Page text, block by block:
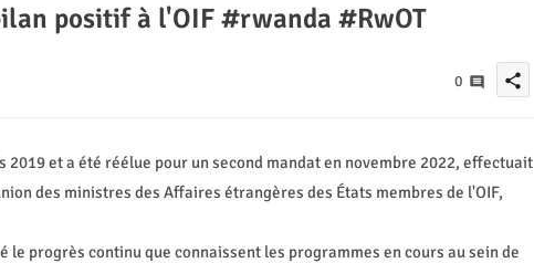
positif à l'OIF #rwanda #RwOT
0 share
et a été réélue pour un second mandat en novembre 2022, effectuait
des ministres des Affaires étrangères des États membres de l'OIF,
le progrès continu que connaissent les programmes en cours au sein de